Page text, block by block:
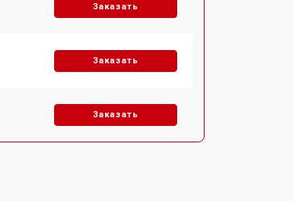
Заказать
Заказать
Заказать